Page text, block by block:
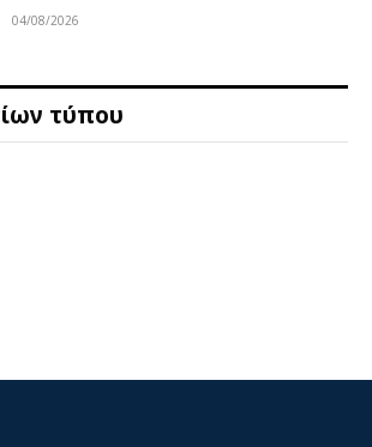
04/08/2026
τύπου